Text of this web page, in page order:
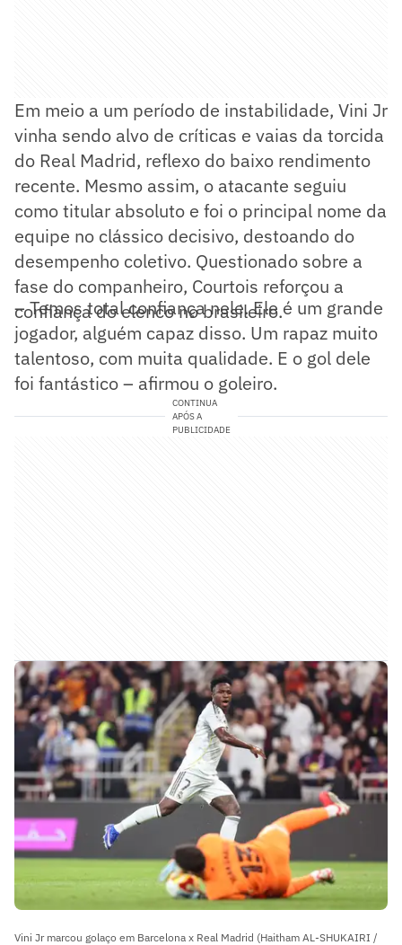
Em meio a um período de instabilidade, Vini Jr
vinha sendo alvo de críticas e vaias da torcida
do Real Madrid, reflexo do baixo rendimento
recente. Mesmo assim, o atacante seguiu
como titular absoluto e foi o principal nome da
equipe no clássico decisivo, destoando do
desempenho coletivo. Questionado sobre a
fase do companheiro, Courtois reforçou a
confiança do elenco no brasileiro.
– Temos total confiança nele. Ele é um grande
jogador, alguém capaz disso. Um rapaz muito
talentoso, com muita qualidade. E o gol dele
foi fantástico – afirmou o goleiro.
CONTINUA
APÓS A
PUBLICIDADE
Vini Jr marcou golaço em Barcelona x Real Madrid (Haitham AL-SHUKAIRI /